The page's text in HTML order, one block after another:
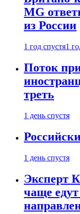
MG
из России
1 год спустя1
Поток
треть
1 день спустя
1 день спустя
Эксперт
чаще